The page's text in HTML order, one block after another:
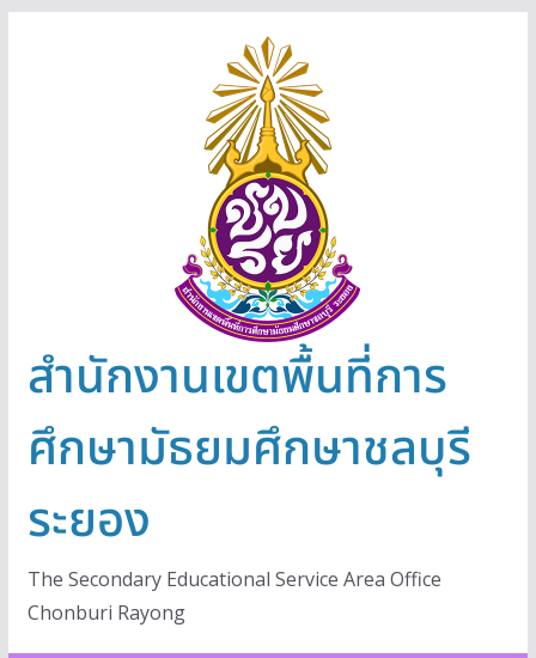
สำนักงานเขตพื้นที่การ
ศึกษามัธยมศึกษาชลบุรี
ระยอง
The Secondary Educational Service Area Office
Chonburi Rayong